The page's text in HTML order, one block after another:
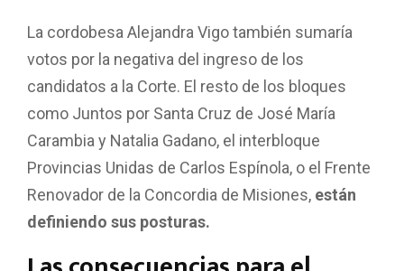
La cordobesa Alejandra Vigo también sumaría
votos por la negativa del ingreso de los
candidatos a la Corte. El resto de los bloques
como Juntos por Santa Cruz de José María
Carambia y Natalia Gadano, el interbloque
Provincias Unidas de Carlos Espínola, o el Frente
Renovador de la Concordia de Misiones, están
definiendo sus posturas.